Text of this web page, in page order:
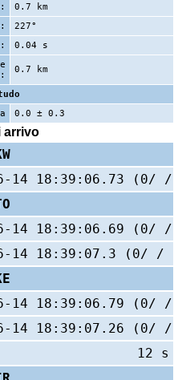
0.7 km
227°
0.04 s
0.7 km
0.0 ± 0.3
arrivo
14 18:39:06.73 (0/
14 18:39:06.69 (0/
14 18:39:07.3 (0/ /
14 18:39:06.79 (0/
14 18:39:07.26 (0/
12 s